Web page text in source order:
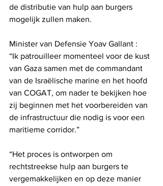
de distributie van hulp aan burgers
mogelijk zullen maken.
Minister van Defensie Yoav Gallant :
“Ik patrouilleer momenteel voor de kust
van Gaza samen met de commandant
van de Israëlische marine en het hoofd
van COGAT, om nader te bekijken hoe
zij beginnen met het voorbereiden van
de infrastructuur die nodig is voor een
maritieme corridor.”
“Het proces is ontworpen om
rechtstreekse hulp aan burgers te
vergemakkelijken en op deze manier